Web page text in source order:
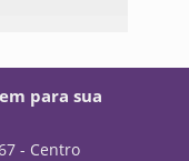
para sua
- Centro